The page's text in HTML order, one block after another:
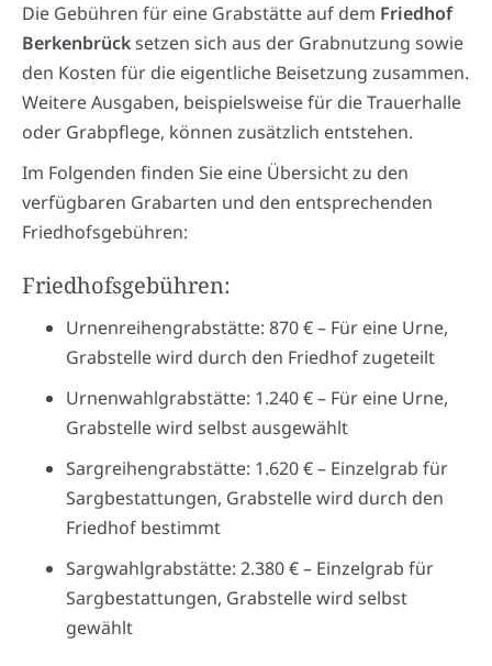
Die Gebühren für eine Grabstätte auf dem Friedhof
Berkenbrücksetzen sich aus der Grabnutzung sowie
den Kosten für die eigentliche Beisetzung zusammen.
Weitere Ausgaben, beispielsweise für die Trauerhalle
oder Grabpflege, können zusätzlich entstehen.
Im Folgenden finden Sie eine Übersicht zu den
verfügbaren Grabarten und den entsprechenden
Friedhofsgebühren:
Friedhofsgebühren:
Urnenreihengrabstätte: 870 € – Für eine Urne,
Grabstelle wird durch den Friedhof zugeteilt
Urnenwahlgrabstätte: 1.240 € – Für eine Urne,
Grabstelle wird selbst ausgewählt
Sargreihengrabstätte: 1.620 € – Einzelgrab für
Sargbestattungen, Grabstelle wird durch den
Friedhof bestimmt
Sargwahlgrabstätte: 2.380 € – Einzelgrab für
Sargbestattungen, Grabstelle wird selbst
gewählt